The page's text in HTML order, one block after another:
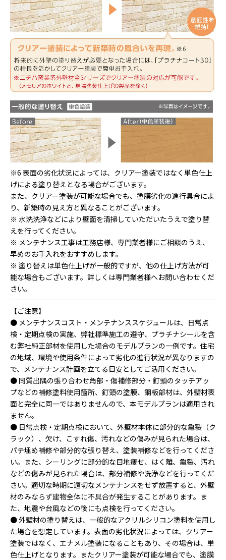
※6 表面の劣化状況によっては、クリアー塗装ではなく単色仕上
げによる塗り替えとなる場合がございます。
また、クリアー塗装が可能な場合でも、塗膜劣化の進行具合によ
り、新築時の見え方と異なることがございます。
※ 水洗洗浄などにより壁面を清掃していただいたうえで塗り替
えを行ってください。
※ メンテナンス工事は工務店様、専門業者様にご相談のうえ、
早めのお手入れをおすすめします。
※ 塗り替えは単色仕上げが一般的ですが、他の仕上げ方法が可
能な場合もございます。詳しくは専門業者様へお問い合わせくだ
さい。
【ご注意】
● メンテナンスコスト・メンテナンススケジュールは、日常点
検・定期点検の実施、弊社標準施工の遵守、プラチナシールを含
む弊社純正部材を使用した場合のモデルプランの一例です。住宅
の地域、環境や使用条件によって劣化の進行状況が異なりますの
で、メンテナンス計画を立てる目安としてご活用ください。
● 同質出隅の張り合わせ角部・傷補修部分・釘頭のタッチアッ
プなどの補修塗料使用箇所、釘頭の塗膜、鋼板部材は、外壁材表
面と完全に同一ではありませんので、本モデルプランは適用され
ません。
● 日常点検・定期点検において、外壁材本体に部分的な亀裂（ク
ラック）、欠け、こすれ傷、汚れなどの傷みが見られた場合は、
パテ埋め補修や部分的な張り替え、塗装補修などを行ってくださ
い。また、シーリングに部分的な目地痩せ、はく離、亀裂、汚れ
などの傷みが見られた場合は、部分補修や洗浄などを行ってくだ
さい。適切な時期に適切なメンテナンスをせず放置すると、外壁
材のみならず建物全体に不具合が発生することがあります。ま
た、地震や台風などの後にも点検を行ってください。
● 外壁材の塗り替えは、一般的なアクリルシリコン塗料を使用し
た場合を想定しています。表面の劣化状況によっては、クリアー
塗装ではなく、エナメル塗装になることもあり、その場合は、単
色仕上げとなります。またクリアー塗装が可能な場合でも、塗膜